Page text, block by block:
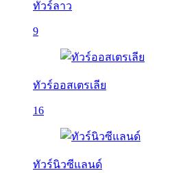
ทัวร์ลาว
9
ทัวร์ออสเตรเลีย
16
ทัวร์นิวซีแลนด์